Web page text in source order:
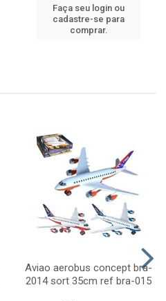
Faça seu login ou
cadastre-se para
comprar.
Aviao aerobus concept bra-
2014 sort 35cm ref bra-015